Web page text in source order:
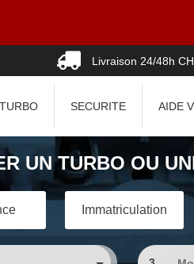
Livraison 24/48h
SECURITE AIDE
UN TURBO OU
Immatriculation